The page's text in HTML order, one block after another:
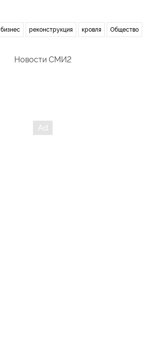
бизнес реконструкция кровля Общество
Новости СМИ2